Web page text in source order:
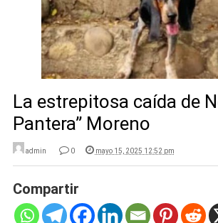
La estrepitosa caída de
Pantera” Moreno
admin 0 mayo 15, 2025 12:52 pm
Compartir